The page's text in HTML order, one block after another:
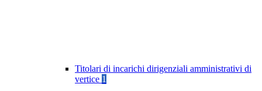
Titolari di incarichi dirigenziali amministrativi di
vertice 1